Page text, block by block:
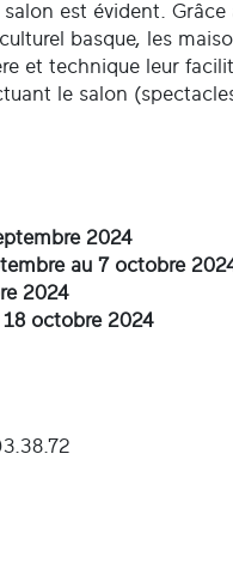
est évident.
basque, les
et technique leur
le salon
2024
au 7 octobre
2024
18 octobre 2024